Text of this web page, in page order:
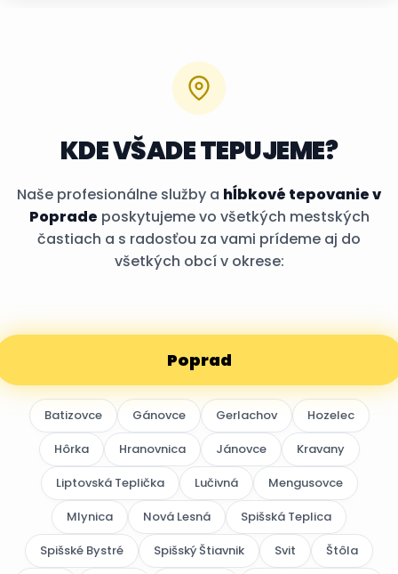
KDE VŠADE TEPUJEME?
Naše profesionálne služby a hĺbkové tepovanie v
Poprade poskytujeme vo všetkých mestských
častiach a s radosťou za vami prídeme aj do
všetkých obcí v okrese:
Batizovce Gánovce Gerlachov
Hozelec
Hôrka
Hranovnica Jánovce
Kravany
Liptovská Teplička
Lučivná
Mengusovce
Mlynica
Nová Lesná Spišská Teplica
Poprad
Spišské Bystré Spišský Štiavnik Svit
Štôla